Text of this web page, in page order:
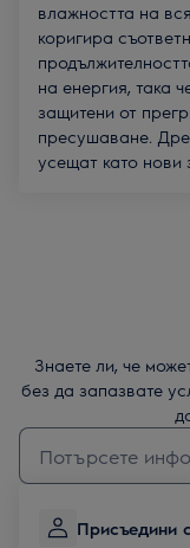
влажността на
коригира
на енергия, така
защитени от
пресушаване.
усещат като нови
Знаете ли, че
без да запазвате
Въведете текст за да
Присъедини